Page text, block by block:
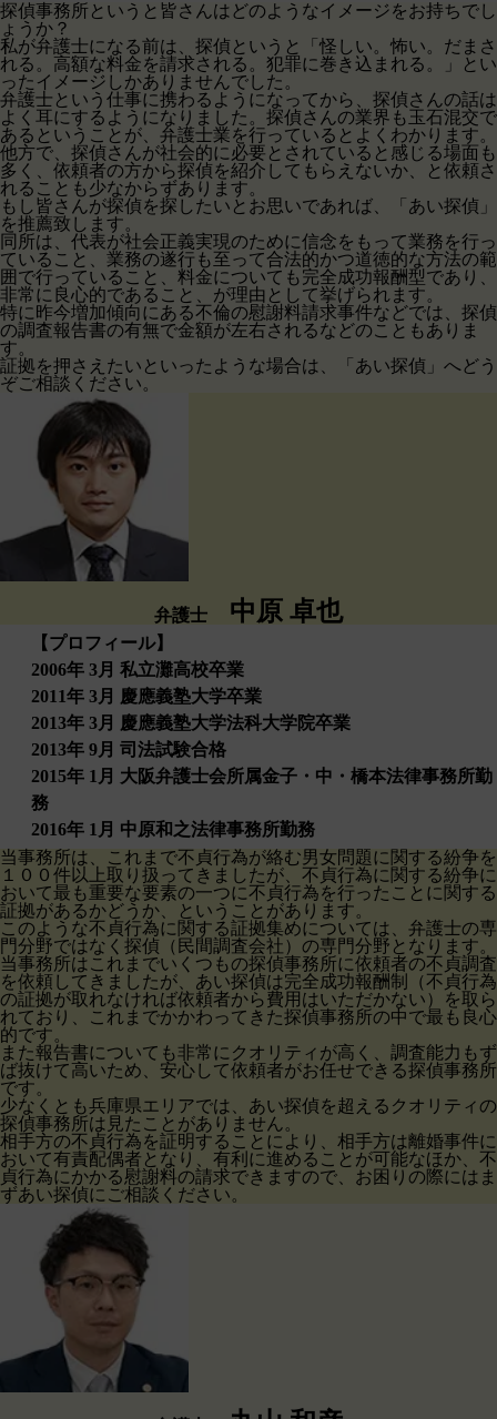
探偵事務所というと皆さんはどのようなイメージをお持ちでし
ょうか？
私が弁護士になる前は、探偵というと「怪しい。怖い。だまさ
れる。高額な料金を請求される。犯罪に巻き込まれる。」とい
ったイメージしかありませんでした。
弁護士という仕事に携わるようになってから、探偵さんの話は
よく耳にするようになりました。探偵さんの業界も玉石混交で
あるということが、弁護士業を行っているとよくわかります。
他方で、探偵さんが社会的に必要とされていると感じる場面も
多く、依頼者の方から探偵を紹介してもらえないか、と依頼さ
れることも少なからずあります。
もし皆さんが探偵を探したいとお思いであれば、「あい探偵」
を推薦致します。
同所は、代表が社会正義実現のために信念をもって業務を行っ
ていること、業務の遂行も至って合法的かつ道徳的な方法の範
囲で行っていること、料金についても完全成功報酬型であり、
非常に良心的であること、が理由として挙げられます。
特に昨今増加傾向にある不倫の慰謝料請求事件などでは、探偵
の調査報告書の有無で金額が左右されるなどのこともありま
す。
証拠を押さえたいといったような場合は、「あい探偵」へどう
ぞご相談ください。
弁護士 中原 卓也
【プロフィール】
2006年 3月 私立灘高校卒業
2011年 3月 慶應義塾大学卒業
2013年 3月 慶應義塾大学法科大学院卒業
2013年 9月 司法試験合格
2015年 1月 大阪弁護士会所属金子・中・橋本法律事務所勤
務
2016年 1月 中原和之法律事務所勤務
当事務所は、これまで不貞行為が絡む男女問題に関する紛争を
１００件以上取り扱ってきましたが、不貞行為に関する紛争に
おいて最も重要な要素の一つに不貞行為を行ったことに関する
証拠があるかどうか、ということがあります。
このような不貞行為に関する証拠集めについては、弁護士の専
門分野ではなく探偵（民間調査会社）の専門分野となります。
当事務所はこれまでいくつもの探偵事務所に依頼者の不貞調査
を依頼してきましたが、あい探偵は完全成功報酬制（不貞行為
の証拠が取れなければ依頼者から費用はいただかない）を取ら
れており、これまでかかわってきた探偵事務所の中で最も良心
的です。
また報告書についても非常にクオリティが高く、調査能力もず
ば抜けて高いため、安心して依頼者がお任せできる探偵事務所
です。
少なくとも兵庫県エリアでは、あい探偵を超えるクオリティの
探偵事務所は見たことがありません。
相手方の不貞行為を証明することにより、相手方は離婚事件に
おいて有責配偶者となり、有利に進めることが可能なほか、不
貞行為にかかる慰謝料の請求できますので、お困りの際にはま
ずあい探偵にご相談ください。